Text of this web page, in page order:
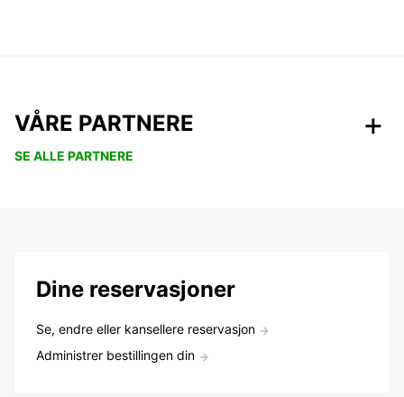
VÅRE PARTNERE
SE ALLE PARTNERE
Dine reservasjoner
Se, endre eller kansellere reservasjon
Administrer bestillingen din